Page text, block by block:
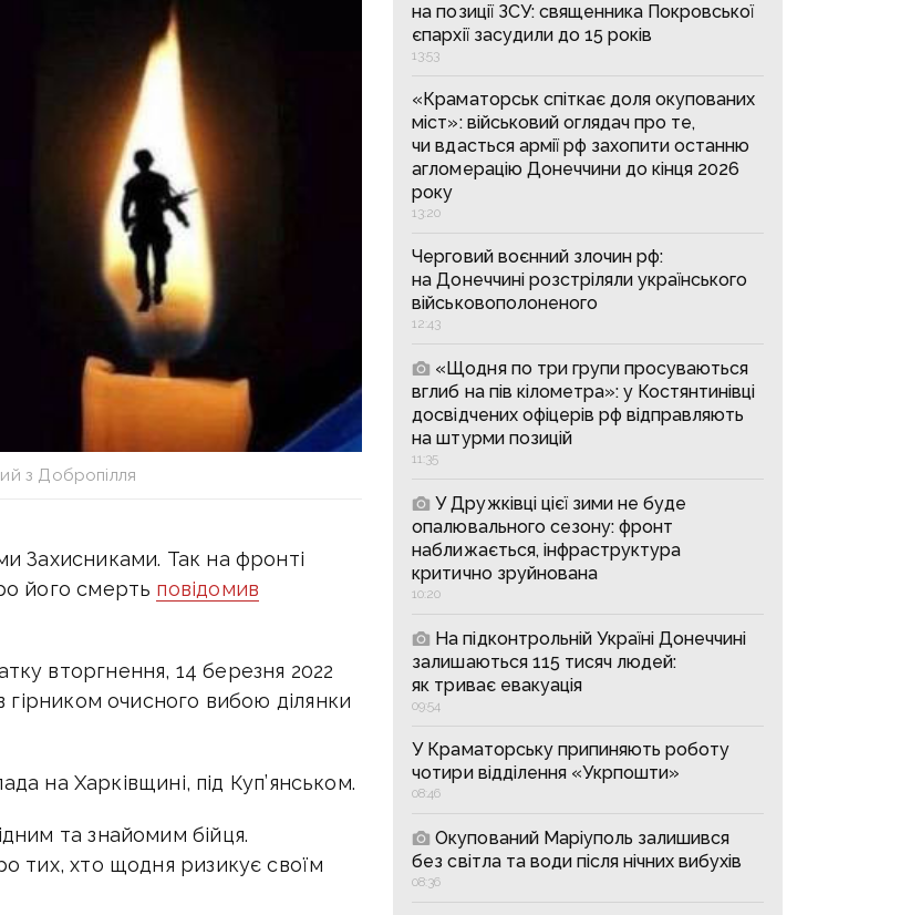
з Добропілля
Захисниками. Так на фронті
його смерть повідомив
вторгнення, 14 березня 2022
очисного вибою ділянки
на Харківщині, під Куп’янськом.
та знайомим бійця.
тих, хто щодня ризикує своїм
на позиції ЗСУ: священника Покровської
єпархії засудили до 15 років
13:53
«Краматорськ спіткає доля окупованих
міст»: військовий оглядач про те,
чи вдасться армії рф захопити останню
агломерацію Донеччини до кінця 2026
року
13:20
Черговий воєнний злочин рф:
на Донеччині розстріляли українського
військовополоненого
12:43
«Щодня по три групи просуваються
вглиб на пів кілометра»: у Костянтинівці
досвідчених офіцерів рф відправляють
на штурми позицій
11:35
У Дружківці цієї зими не буде
опалювального сезону: фронт
наближається, інфраструктура
критично зруйнована
10:20
На підконтрольній Україні Донеччині
залишаються 115 тисяч людей:
як триває евакуація
09:54
У Краматорську припиняють роботу
чотири відділення «Укрпошти»
08:46
Окупований Маріуполь залишився
без світла та води після нічних вибухів
08:36